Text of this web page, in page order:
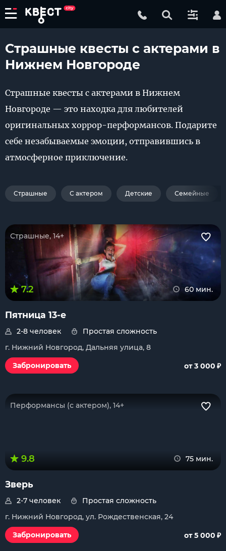
Страшные квесты с актерами в
Нижнем Новгороде
Страшные квесты с актерами в Нижнем
Новгороде — это находка для любителей
оригинальных хоррор-перформансов. Подарите
себе незабываемые эмоции, отправившись в
атмосферное приключение.
Страшные С актером Детские Семейные
Страшные, 14+
7.2 60 мин.
Пятница 13-е
2-8 человек
Простая сложность
г. Нижний Новгород, Дальняя улица, 8
Забронировать
от 3 000 ₽
Перформансы (с актером), 14+
9.8 75 мин.
Зверь
2-7 человек
Простая сложность
г. Нижний Новгород, ул. Рождественская, 24
Забронировать
от 5 000 ₽